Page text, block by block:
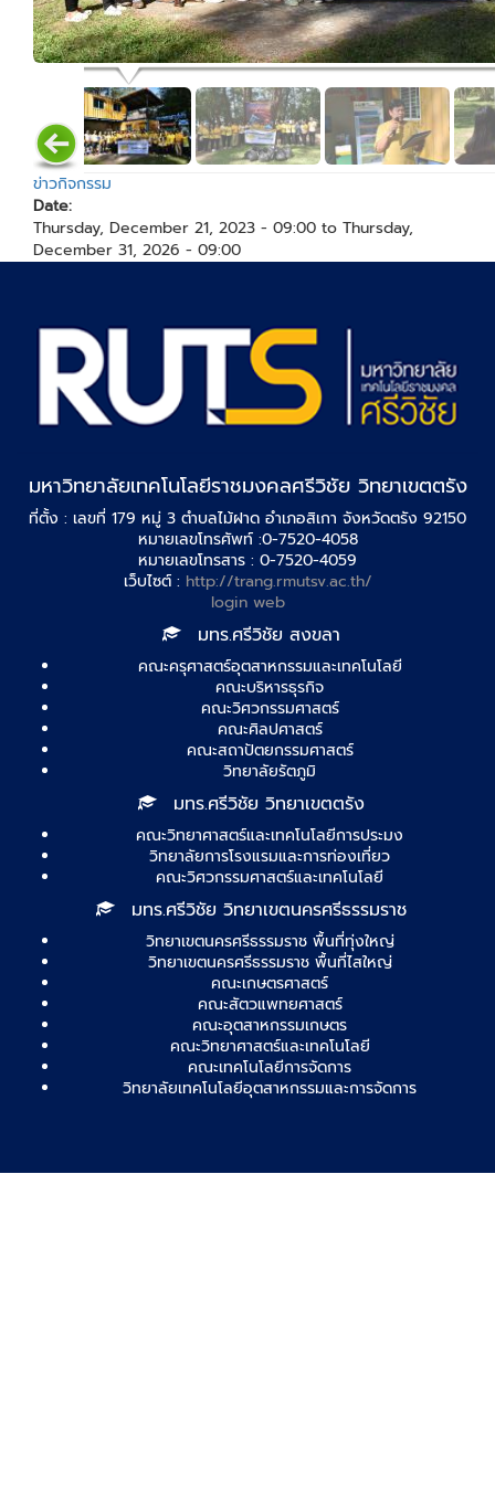
ข่าวกิจกรรม
Date:
Thursday, December 21, 2023 - 09:00 to Thursday,
December 31, 2026 - 09:00
มหาวิทยาลัยเทคโนโลยีราชมงคลศรีวิชัย วิทยาเขตตรัง
ที่ตั้ง : เลขที่ 179 หมู่ 3 ตำบลไม้ฝาด อำเภอสิเกา จังหวัดตรัง 92150
หมายเลขโทรศัพท์ :0-7520-4058
หมายเลขโทรสาร : 0-7520-4059
เว็บไซต์ : http://trang.rmutsv.ac.th/
login web
มทร.ศรีวิชัย สงขลา
คณะครุศาสตร์อุตสาหกรรมและเทคโนโลยี
คณะบริหารธุรกิจ
คณะวิศวกรรมศาสตร์
คณะศิลปศาสตร์
คณะสถาปัตยกรรมศาสตร์
วิทยาลัยรัตภูมิ
มทร.ศรีวิชัย วิทยาเขตตรัง
คณะวิทยาศาสตร์และเทคโนโลยีการประมง
วิทยาลัยการโรงแรมและการท่องเที่ยว
คณะวิศวกรรมศาสตร์และเทคโนโลยี
มทร.ศรีวิชัย วิทยาเขตนครศรีธรรมราช
วิทยาเขตนครศรีธรรมราช พื้นที่ทุ่งใหญ่
วิทยาเขตนครศรีธรรมราช พื้นที่ไสใหญ่
คณะเกษตรศาสตร์
คณะสัตวแพทยศาสตร์
คณะอุตสาหกรรมเกษตร
คณะวิทยาศาสตร์และเทคโนโลยี
คณะเทคโนโลยีการจัดการ
วิทยาลัยเทคโนโลยีอุตสาหกรรมและการจัดการ